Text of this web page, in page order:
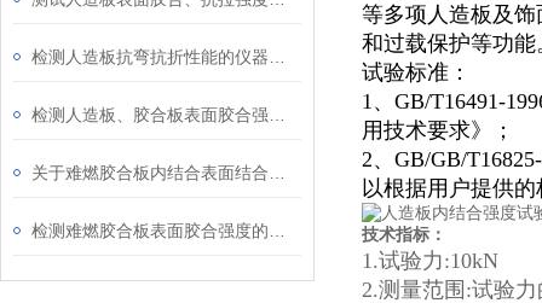
等多项人造板及
和过载保护等功能
试验标准：
1、GB/T16491-
用技术要求》；
2、GB/GB/
以根据用户提供
技术指标：
1.试验力:10kN
2.测量范围:试验力